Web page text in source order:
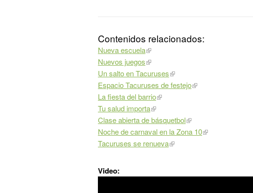
Contenidos relacionados:
Nueva escuela
Nuevos juegos
Un salto en Tacuruses
Espacio Tacuruses de festejo
La fiesta del barrio
Tu salud importa
Clase abierta de básquetbol
Noche de carnaval en la Zona 10
Tacuruses se renueva
Video: